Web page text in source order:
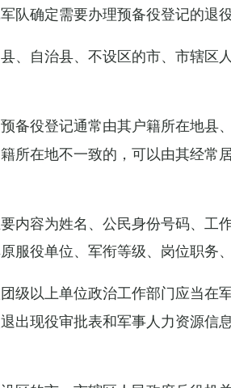
队确定需要办理预备役登记的退
、自治县、不设区的市、市辖区
备役登记通常由其户籍所在地县
所在地不一致的，可以由其经常
内容为姓名、公民身份号码、工
服役单位、军衔等级、岗位职务
级以上单位政治工作部门应当在
出现役审批表和军事人力资源信